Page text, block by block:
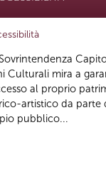
Culturali mira a
al proprio
artistico da parte
pubblico...